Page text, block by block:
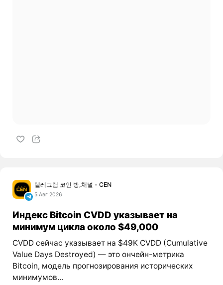
텔레그램 코인 방,채널 - CEN
5 Авг 2026
Индекс Bitcoin CVDD указывает на
минимум цикла около $49,000
CVDD сейчас указывает на $49K CVDD (Cumulative
Value Days Destroyed) — это ончейн-метрика
Bitcoin, модель прогнозирования исторических
минимумов...